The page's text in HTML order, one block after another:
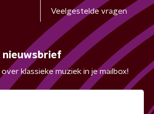
Veelgestelde vragen
nieuwsbrief
klassieke muziek in je mailbox!